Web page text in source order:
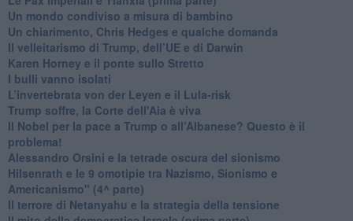
Un mondo condiviso a misura di bambino
​Un chiarimento, Chris Hedges e qualche domanda
Il velleitarismo di Trump, dell’UE e di Darwin
​Karen Horney e il ponte sullo Stretto
​I bulli vanno isolati
L’invertebrata von der Leyen e il Lula-risk
Trump soffre, la Corte dell'Aia è viva
​Il Nobel per la pace a Trump o all’Albanese? Questo è il
problema!
​Alessandro Orsini e la tetrade oscura del sionismo
​Hilsenrath e le 9 omotipie tra Nazismo, Sionismo e
Americanismo" (4^ parte)
​Il terrore di Netanyahu e la strategia della tensione